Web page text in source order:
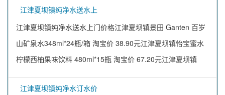
江津夏坝镇纯净水送水上
江津夏坝镇纯净水送水上门价格江津夏坝镇景田 Ganten 百岁
山矿泉水348ml*24瓶/箱 淘宝价 38.90元江津夏坝镇怡宝蜜水
柠檬西柚果味饮料 480ml*15瓶 淘宝价 67.20元江津夏坝镇
江津夏坝镇纯净水订水价